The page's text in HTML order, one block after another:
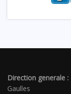
Direction generale :
Gaulles